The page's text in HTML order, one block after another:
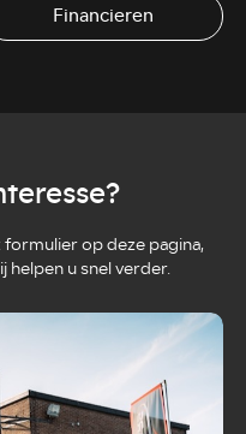
Financieren
op deze pagina,
u snel verder.